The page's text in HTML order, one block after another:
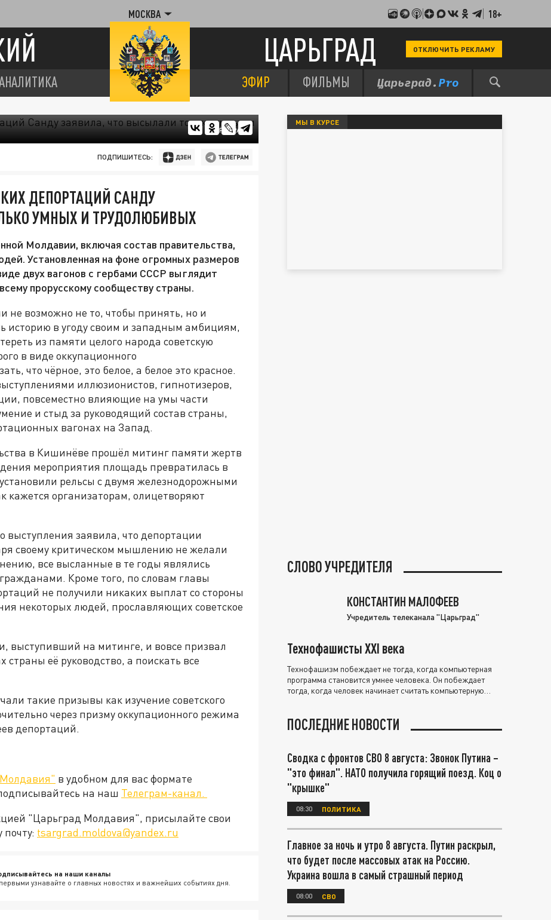
МОСКВА 18+
ЦАРЬГРАД ОТКЛЮЧИТЬ РЕКЛАМУ
ЭФИР ФИЛЬМЫ
ЦАРЬГРАД
ПОДПИШИТЕСЬ:
ДЕПОРТАЦИЙ САНДУ
УМНЫХ И ТРУДОЛЮБИВЫХ
Молдавии, включая состав правительства,
Установленная на фоне огромных размеров
двух вагонов с гербами СССР выглядит
прорусскому сообществу страны.
не возможно не то, чтобы принять, но и
историю в угоду своим и западным амбициям,
из памяти целого народа советскую
в виде оккупационного
что чёрное, это белое, а белое это красное.
иллюзионистов, гипнотизеров,
повсеместно влияющие на умы части
и стыд за руководящий состав страны,
вагонах на Запад.
в Кишинёве прошёл митинг памяти жертв
мероприятия площадь превратилась в
рельсы с двумя железнодорожными
кажется организаторам, олицетворяют
выступления заявила, что депортации
своему критическом мышлению не желали
все высланные в те годы являлись
Кроме того, по словам главы
не получили никаких выплат со стороны
некоторых людей, прославляющих советское
выступивший на митинге, и вовсе призвал
её руководство, а поискать все
такие призывы как изучение советского
через призму оккупационного режима
депортаций.
в удобном для вас формате
на наш Телеграм-канал.
"Царьград Молдавия", присылайте свои
tsargrad.moldova@yandex.ru
на наши каналы
узнавайте о главных новостях и важнейших событиях дня.
МЫ В КУРСЕ
СЛОВО УЧРЕДИТЕЛЯ
КОНСТАНТИН МАЛОФЕЕВ
Учредитель телеканала "Царьград"
Технофашисты XXI века
Технофашизм побеждает не тогда, когда компьютерная
программа становится умнее человека. Он побеждает
тогда, когда человек начинает считать компьютерную
ПОСЛЕДНИЕ НОВОСТИ
Сводка с фронтов СВО 8 августа: Звонок Путина –
"это финал". НАТО получила горящий поезд. Коц о
"крышке"
08:30 ПОЛИТИКА
Главное за ночь и утро 8 августа. Путин раскрыл,
что будет после массовых атак на Россию.
Украина вошла в самый страшный период
08:00 СВО